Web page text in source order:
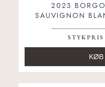
2023
SAUVIGNON
KØB